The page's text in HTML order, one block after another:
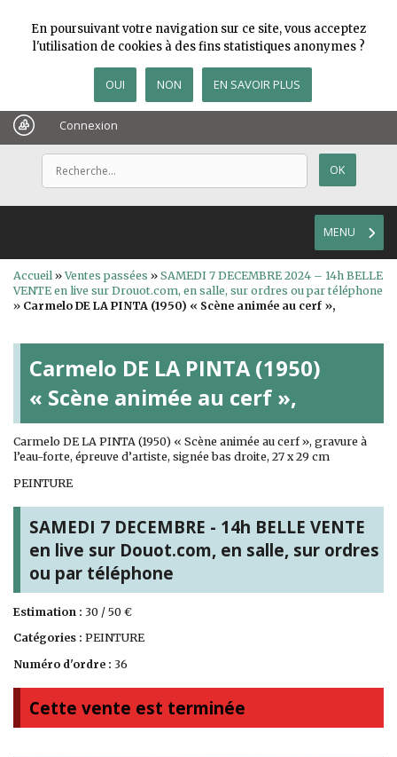
Connexion
MENU
Accueil»Ventes passées » SAMEDI 7 DECEMBRE 2024 – 14h BELLE
VENTE en live sur Drouot.com, en salle, sur ordres ou par téléphone
» Carmelo DE LA PINTA (1950) « Scène animée au cerf »,
Carmelo DE LA PINTA (1950)
« Scène animée au cerf »,
Carmelo DE LA PINTA (1950) « Scène animée au cerf », gravure à
l’eau-forte, épreuve d’artiste, signée bas droite, 27 x 29 cm
PEINTURE
SAMEDI 7 DECEMBRE - 14h BELLE VENTE
en live sur Douot.com, en salle, sur ordres
ou par téléphone
Estimation : 30 / 50 €
Catégories : PEINTURE
Numéro d'ordre : 36
Cette vente est terminée
En poursuivant votre navigation sur ce site, vous acceptez
l'utilisation de cookies à des fins statistiques anonymes ?
OUI NON EN SAVOIR PLUS